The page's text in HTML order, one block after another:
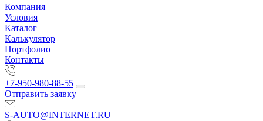
Компания
Условия
Каталог
Калькулятор
Портфолио
Контакты
+7-950-980-88-55
Отправить заявку
S-AUTO@INTERNET.RU